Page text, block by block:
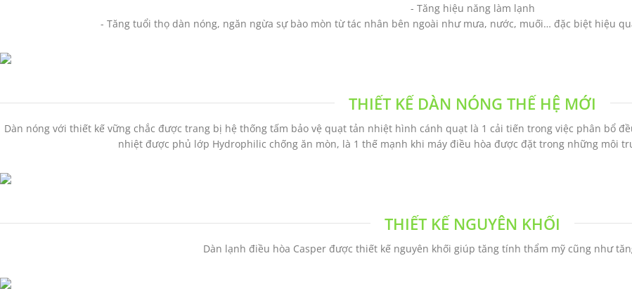
- Tăng hiệu năng làm lạnh
- Tăng tuổi thọ dàn nóng, ngăn ngừa sự bào mòn từ tác nhân bên ngoài như mưa, nước, muối… đặc biệt hiệu
THIẾT KẾ DÀN NÓNG THẾ HỆ MỚI
Dàn nóng với thiết kế vững chắc được trang bị hệ thống tấm bảo vệ quạt tản nhiệt hình cánh quạt là 1 cải tiến trong việc phân bổ
nhiệt được phủ lớp Hydrophilic chống ăn mòn, là 1 thế mạnh khi máy điều hòa được đặt trong những môi
THIẾT KẾ NGUYÊN KHỐI
Dàn lạnh điều hòa Casper được thiết kế nguyên khối giúp tăng tính thẩm mỹ cũng như